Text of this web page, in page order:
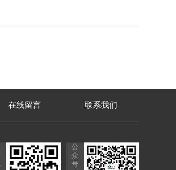
在线留言 联系我们
公
众
号